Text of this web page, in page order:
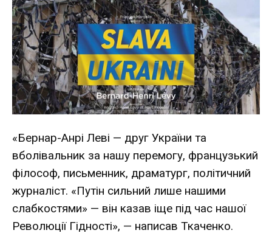
«Бернар-Анрі Леві — друг України та
вболівальник за нашу перемогу, французький
філософ, письменник, драматург, політичний
журналіст. «Путін сильний лише нашими
слабкостями» — він казав іще під час нашої
Революції Гідності», — написав Ткаченко.